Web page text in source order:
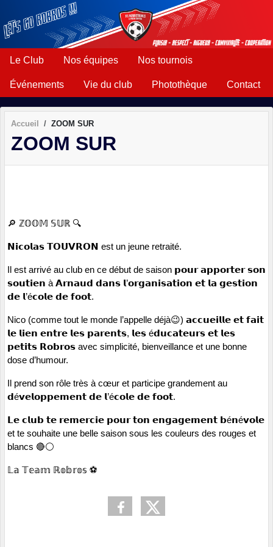
Le Club Nos équipes Nos tournois
Événements Vie du club Photothèque Contact
Accueil ZOOM SUR
ZOOM SUR
🔎 ℤ𝕆𝕆𝕄 𝕊𝕌ℝ 🔍
𝗡𝗶𝗰𝗼𝗹𝗮𝘀 𝗧𝗢𝗨𝗩𝗥𝗢𝗡 est un jeune retraité.
Il est arrivé au club en ce début de saison 𝗽𝗼𝘂𝗿 𝗮𝗽𝗽𝗼𝗿𝘁𝗲𝗿 𝘀𝗼𝗻
𝘀𝗼𝘂𝘁𝗶𝗲𝗻 à 𝗔𝗿𝗻𝗮𝘂𝗱 𝗱𝗮𝗻𝘀 𝗹’𝗼𝗿𝗴𝗮𝗻𝗶𝘀𝗮𝘁𝗶𝗼𝗻 𝗲𝘁 𝗹𝗮 𝗴𝗲𝘀𝘁𝗶𝗼𝗻
𝗱𝗲 𝗹’é𝗰𝗼𝗹𝗲 𝗱𝗲 𝗳𝗼𝗼𝘁.
Nico (comme tout le monde l’appelle déjà😉) 𝗮𝗰𝗰𝘂𝗲𝗶𝗹𝗹𝗲 𝗲𝘁 𝗳𝗮𝗶𝘁
𝗹𝗲 𝗹𝗶𝗲𝗻 𝗲𝗻𝘁𝗿𝗲 𝗹𝗲𝘀 𝗽𝗮𝗿𝗲𝗻𝘁𝘀, 𝗹𝗲𝘀 é𝗱𝘂𝗰𝗮𝘁𝗲𝘂𝗿𝘀 𝗲𝘁 𝗹𝗲𝘀
𝗽𝗲𝘁𝗶𝘁𝘀 𝗥𝗼𝗯𝗿𝗼𝘀 avec simplicité, bienveillance et une bonne
dose d’humour.
Il prend son rôle très à cœur et participe grandement au
𝗱é𝘃𝗲𝗹𝗼𝗽𝗽𝗲𝗺𝗲𝗻𝘁 𝗱𝗲 𝗹’é𝗰𝗼𝗹𝗲 𝗱𝗲 𝗳𝗼𝗼𝘁.
𝗟𝗲 𝗰𝗹𝘂𝗯 𝘁𝗲 𝗿𝗲𝗺𝗲𝗿𝗰𝗶𝗲 𝗽𝗼𝘂𝗿 𝘁𝗼𝗻 𝗲𝗻𝗴𝗮𝗴𝗲𝗺𝗲𝗻𝘁 𝗯é𝗻é𝘃𝗼𝗹𝗲
et te souhaite une belle saison sous les couleurs des rouges et
blancs 🔴⚪
𝕃𝕒 𝕋𝕖𝕒𝕞 ℝ𝕠𝕓𝕣𝕠𝕤 ⚽
Panneau de gestion des cookies